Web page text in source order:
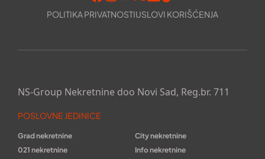
POLITIKA PRIVATNOSTIUSLOVI KORIŠĆENJA
NS-Group Nekretnine doo Novi Sad, Reg.br. 711
POSLOVNE JEDINICE
Grad nekretnine
City nekretnine
021 nekretnine
Info nekretnine